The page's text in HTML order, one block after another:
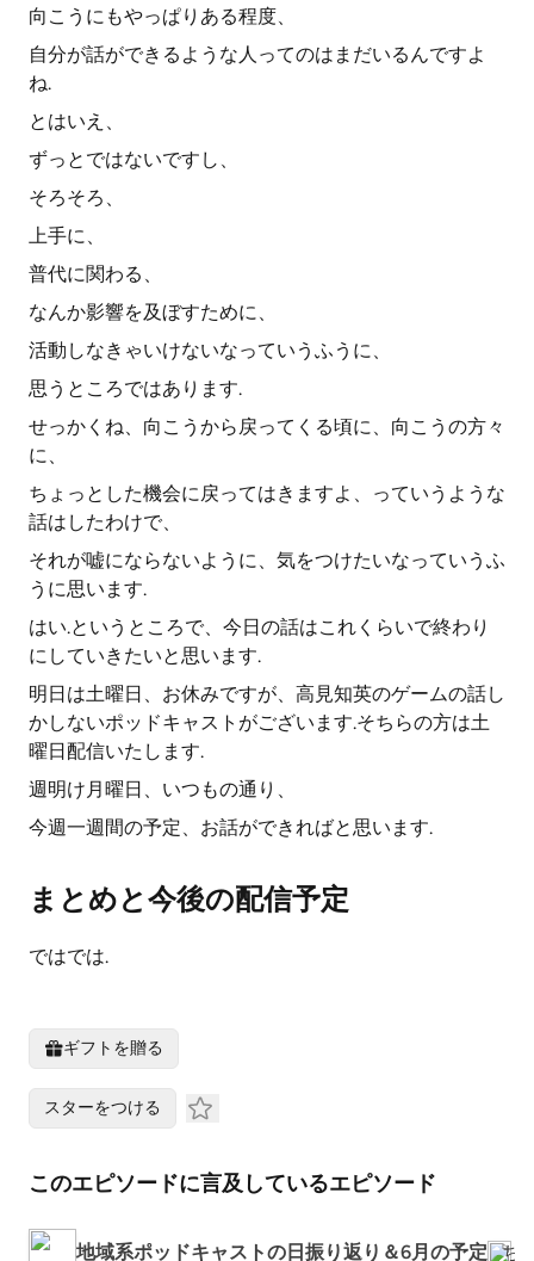
向こうにもやっぱりある程度、
自分が話ができるような人ってのはまだいるんですよ
ね.
とはいえ、
ずっとではないですし、
そろそろ、
上手に、
普代に関わる、
なんか影響を及ぼすために、
活動しなきゃいけないなっていうふうに、
思うところではあります.
せっかくね、向こうから戻ってくる頃に、向こうの方々
に、
ちょっとした機会に戻ってはきますよ、っていうような
話はしたわけで、
それが嘘にならないように、気をつけたいなっていうふ
うに思います.
はい.というところで、今日の話はこれくらいで終わり
にしていきたいと思います.
明日は土曜日、お休みですが、高見知英のゲームの話し
かしないポッドキャストがございます.そちらの方は土
曜日配信いたします.
週明け月曜日、いつもの通り、
今週一週間の予定、お話ができればと思います.
まとめと今後の配信予定
ではでは.
ギフトを贈る
スターをつける
このエピソードに言及しているエピソード
地域系ポッドキャストの日振り返り＆6月の予定 ち